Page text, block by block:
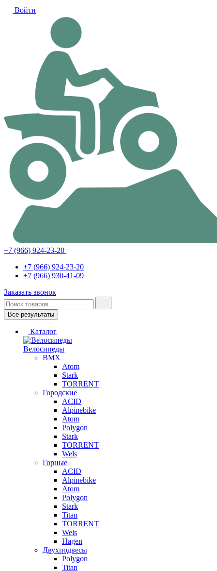
Войти
+7 (966) 924-23-20
+7 (966) 924-23-20
+7 (966) 930-41-09
Заказать звонок
Все результаты
Каталог
Велосипеды
BMX
Atom
Stark
TORRENT
Городские
ACID
Alpinebike
Atom
Polygon
Stark
TORRENT
Wels
Горные
ACID
Alpinebike
Atom
Polygon
Stark
Titan
TORRENT
Wels
Hagen
Двухподвесы
Polygon
Titan